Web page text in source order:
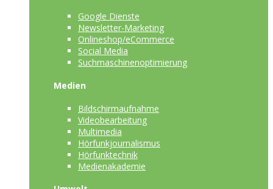
Google Dienste
Newsletter-Marketing
Onlineshop/eCommerce
Social Media
Suchmaschinenoptimierung
Medien
Bildschirmaufnahme
Videobearbeitung
Multimedia
Hörfunkjournalismus
Hörfunktechnik
Medienakademie